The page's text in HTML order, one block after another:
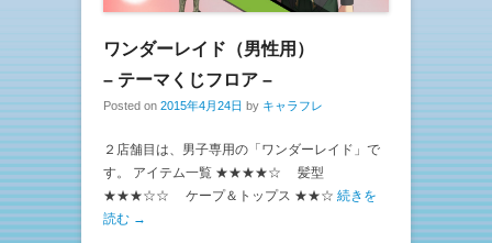
ワンダーレイド（男性用）
– テーマくじフロア –
Posted on 2015年4月24日 by キャラフレ
２店舗目は、男子専用の「ワンダーレイド」で
す。 アイテム一覧 ★★★★☆ 髪型
★★★☆☆ ケープ＆トップス ★★☆ 続きを
読む →